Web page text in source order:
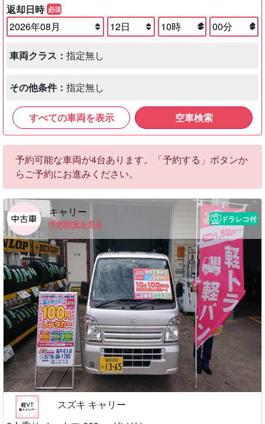
返却日時 必須
車両クラス： 指定無し
その他条件： 指定無し
すべての車両を表示 空車検索
予約可能な車両が4台あります。「予約する」ボタンか
らご予約にお進みください。
キャリー
予約状況を見る
ドラレコ付
スズキ キャリー